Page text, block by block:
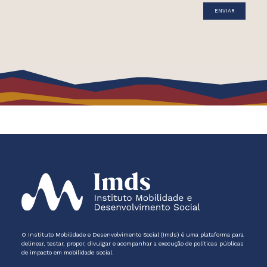
O Instituto Mobilidade e Desenvolvimento Social (Imds) é uma plataforma para
delinear, testar, propor, divulgar e acompanhar a execução de políticas públicas
de impacto em mobilidade social.